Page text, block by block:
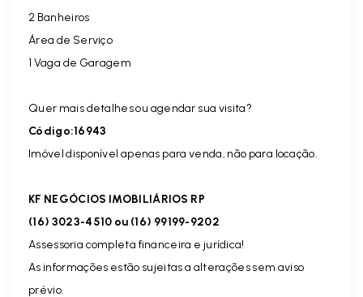
2 Banheiros
Área de Serviço
1 Vaga de Garagem
Quer mais detalhes ou agendar sua visita?
Código:16943
Imóvel disponível apenas para venda, não para locação.
KF NEGÓCIOS IMOBILIÁRIOS RP
(16) 3023-4510 ou (16) 99199-9202
Assessoria completa financeira e jurídica!
As informações estão sujeitas a alterações sem aviso
prévio.